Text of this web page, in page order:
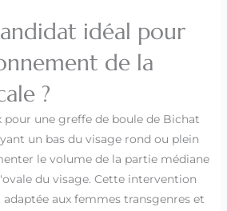
idéal pour
de la
?
pour une greffe de boule de Bichat
un bas du visage rond ou plein
le volume de la partie médiane
du visage. Cette intervention
aux femmes transgenres et